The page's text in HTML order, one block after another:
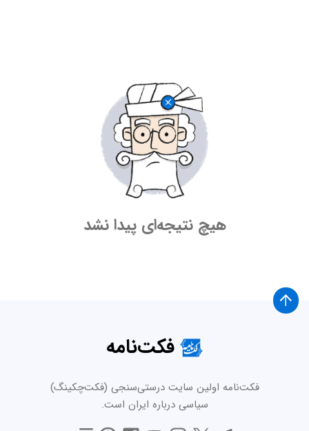
هیچ نتیجه‌ای پیدا نشد
فکت‌نامه
فکت‌نامه اولین سایت درستی‌سنجی (فکت‌چکینگ)
سیاسی درباره ایران است.